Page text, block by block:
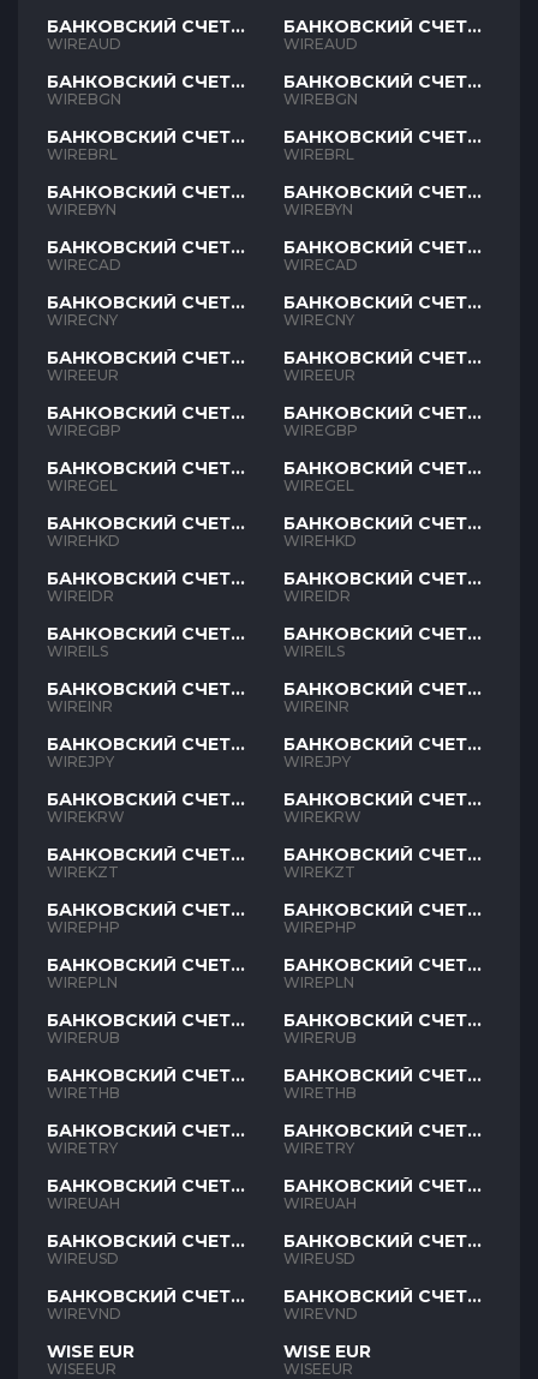
БАНКОВСКИЙ СЧЕТ
AUD
WIREAUD
БАНКОВСКИЙ СЧЕТ
BGN
WIREBGN
БАНКОВСКИЙ СЧЕТ
BRL
WIREBRL
БАНКОВСКИЙ СЧЕТ
BYN
WIREBYN
БАНКОВСКИЙ СЧЕТ
CAD
WIRECAD
БАНКОВСКИЙ СЧЕТ
CNY
WIRECNY
БАНКОВСКИЙ СЧЕТ
EUR
WIREEUR
БАНКОВСКИЙ СЧЕТ
GBP
WIREGBP
БАНКОВСКИЙ СЧЕТ
GEL
WIREGEL
БАНКОВСКИЙ СЧЕТ
HKD
WIREHKD
БАНКОВСКИЙ СЧЕТ
IDR
WIREIDR
БАНКОВСКИЙ СЧЕТ
ILS
WIREILS
БАНКОВСКИЙ СЧЕТ
INR
WIREINR
БАНКОВСКИЙ СЧЕТ
JPY
WIREJPY
БАНКОВСКИЙ СЧЕТ
KRW
WIREKRW
БАНКОВСКИЙ СЧЕТ
KZT
WIREKZT
БАНКОВСКИЙ СЧЕТ
PHP
WIREPHP
БАНКОВСКИЙ СЧЕТ
PLN
WIREPLN
БАНКОВСКИЙ СЧЕТ
RUB
WIRERUB
БАНКОВСКИЙ СЧЕТ
THB
WIRETHB
БАНКОВСКИЙ СЧЕТ
TRY
WIRETRY
БАНКОВСКИЙ СЧЕТ
UAH
WIREUAH
БАНКОВСКИЙ СЧЕТ
USD
WIREUSD
БАНКОВСКИЙ СЧЕТ
VND
WIREVND
WISE EUR
WISEEUR
БАНКОВСКИЙ СЧЕТ
AUD
WIREAUD
БАНКОВСКИЙ СЧЕТ
BGN
WIREBGN
БАНКОВСКИЙ СЧЕТ
BRL
WIREBRL
БАНКОВСКИЙ СЧЕТ
BYN
WIREBYN
БАНКОВСКИЙ СЧЕТ
CAD
WIRECAD
БАНКОВСКИЙ СЧЕТ
CNY
WIRECNY
БАНКОВСКИЙ СЧЕТ
EUR
WIREEUR
БАНКОВСКИЙ СЧЕТ
GBP
WIREGBP
БАНКОВСКИЙ СЧЕТ
GEL
WIREGEL
БАНКОВСКИЙ СЧЕТ
HKD
WIREHKD
БАНКОВСКИЙ СЧЕТ
IDR
WIREIDR
БАНКОВСКИЙ СЧЕТ
ILS
WIREILS
БАНКОВСКИЙ СЧЕТ
INR
WIREINR
БАНКОВСКИЙ СЧЕТ
JPY
WIREJPY
БАНКОВСКИЙ СЧЕТ
KRW
WIREKRW
БАНКОВСКИЙ СЧЕТ
KZT
WIREKZT
БАНКОВСКИЙ СЧЕТ
PHP
WIREPHP
БАНКОВСКИЙ СЧЕТ
PLN
WIREPLN
БАНКОВСКИЙ СЧЕТ
RUB
WIRERUB
БАНКОВСКИЙ СЧЕТ
THB
WIRETHB
БАНКОВСКИЙ СЧЕТ
TRY
WIRETRY
БАНКОВСКИЙ СЧЕТ
UAH
WIREUAH
БАНКОВСКИЙ СЧЕТ
USD
WIREUSD
БАНКОВСКИЙ СЧЕТ
VND
WIREVND
WISE EUR
WISEEUR